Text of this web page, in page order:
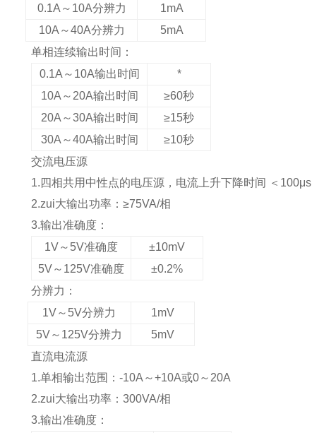
0.1A～10A分辨力
1mA
10A～40A分辨力
5mA
单相连续输出时间：
0.1A～10A输出时间
*
10A～20A输出时间
≥60秒
20A～30A输出时间
≥15秒
30A～40A输出时间
≥10秒
交流电压源
1.四相共用中性点的电压源，电流上升下降时间 ＜100μs
2.zui大输出功率：≥75VA/相
3.输出准确度：
1V～5V准确度
±10mV
5V～125V准确度
±0.2%
分辨力：
1V～5V分辨力
1mV
5V～125V分辨力
5mV
直流电流源
1.单相输出范围：-10A～+10A或0～20A
2.zui大输出功率：300VA/相
3.输出准确度：